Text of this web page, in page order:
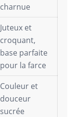
charnue
Juteux et
croquant,
base parfaite
pour la farce
Couleur et
douceur
sucrée